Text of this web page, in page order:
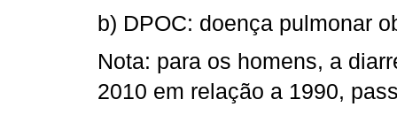
b) DPOC: doença pulmonar
Nota: para os homens, a
2010 em relação a 1990,